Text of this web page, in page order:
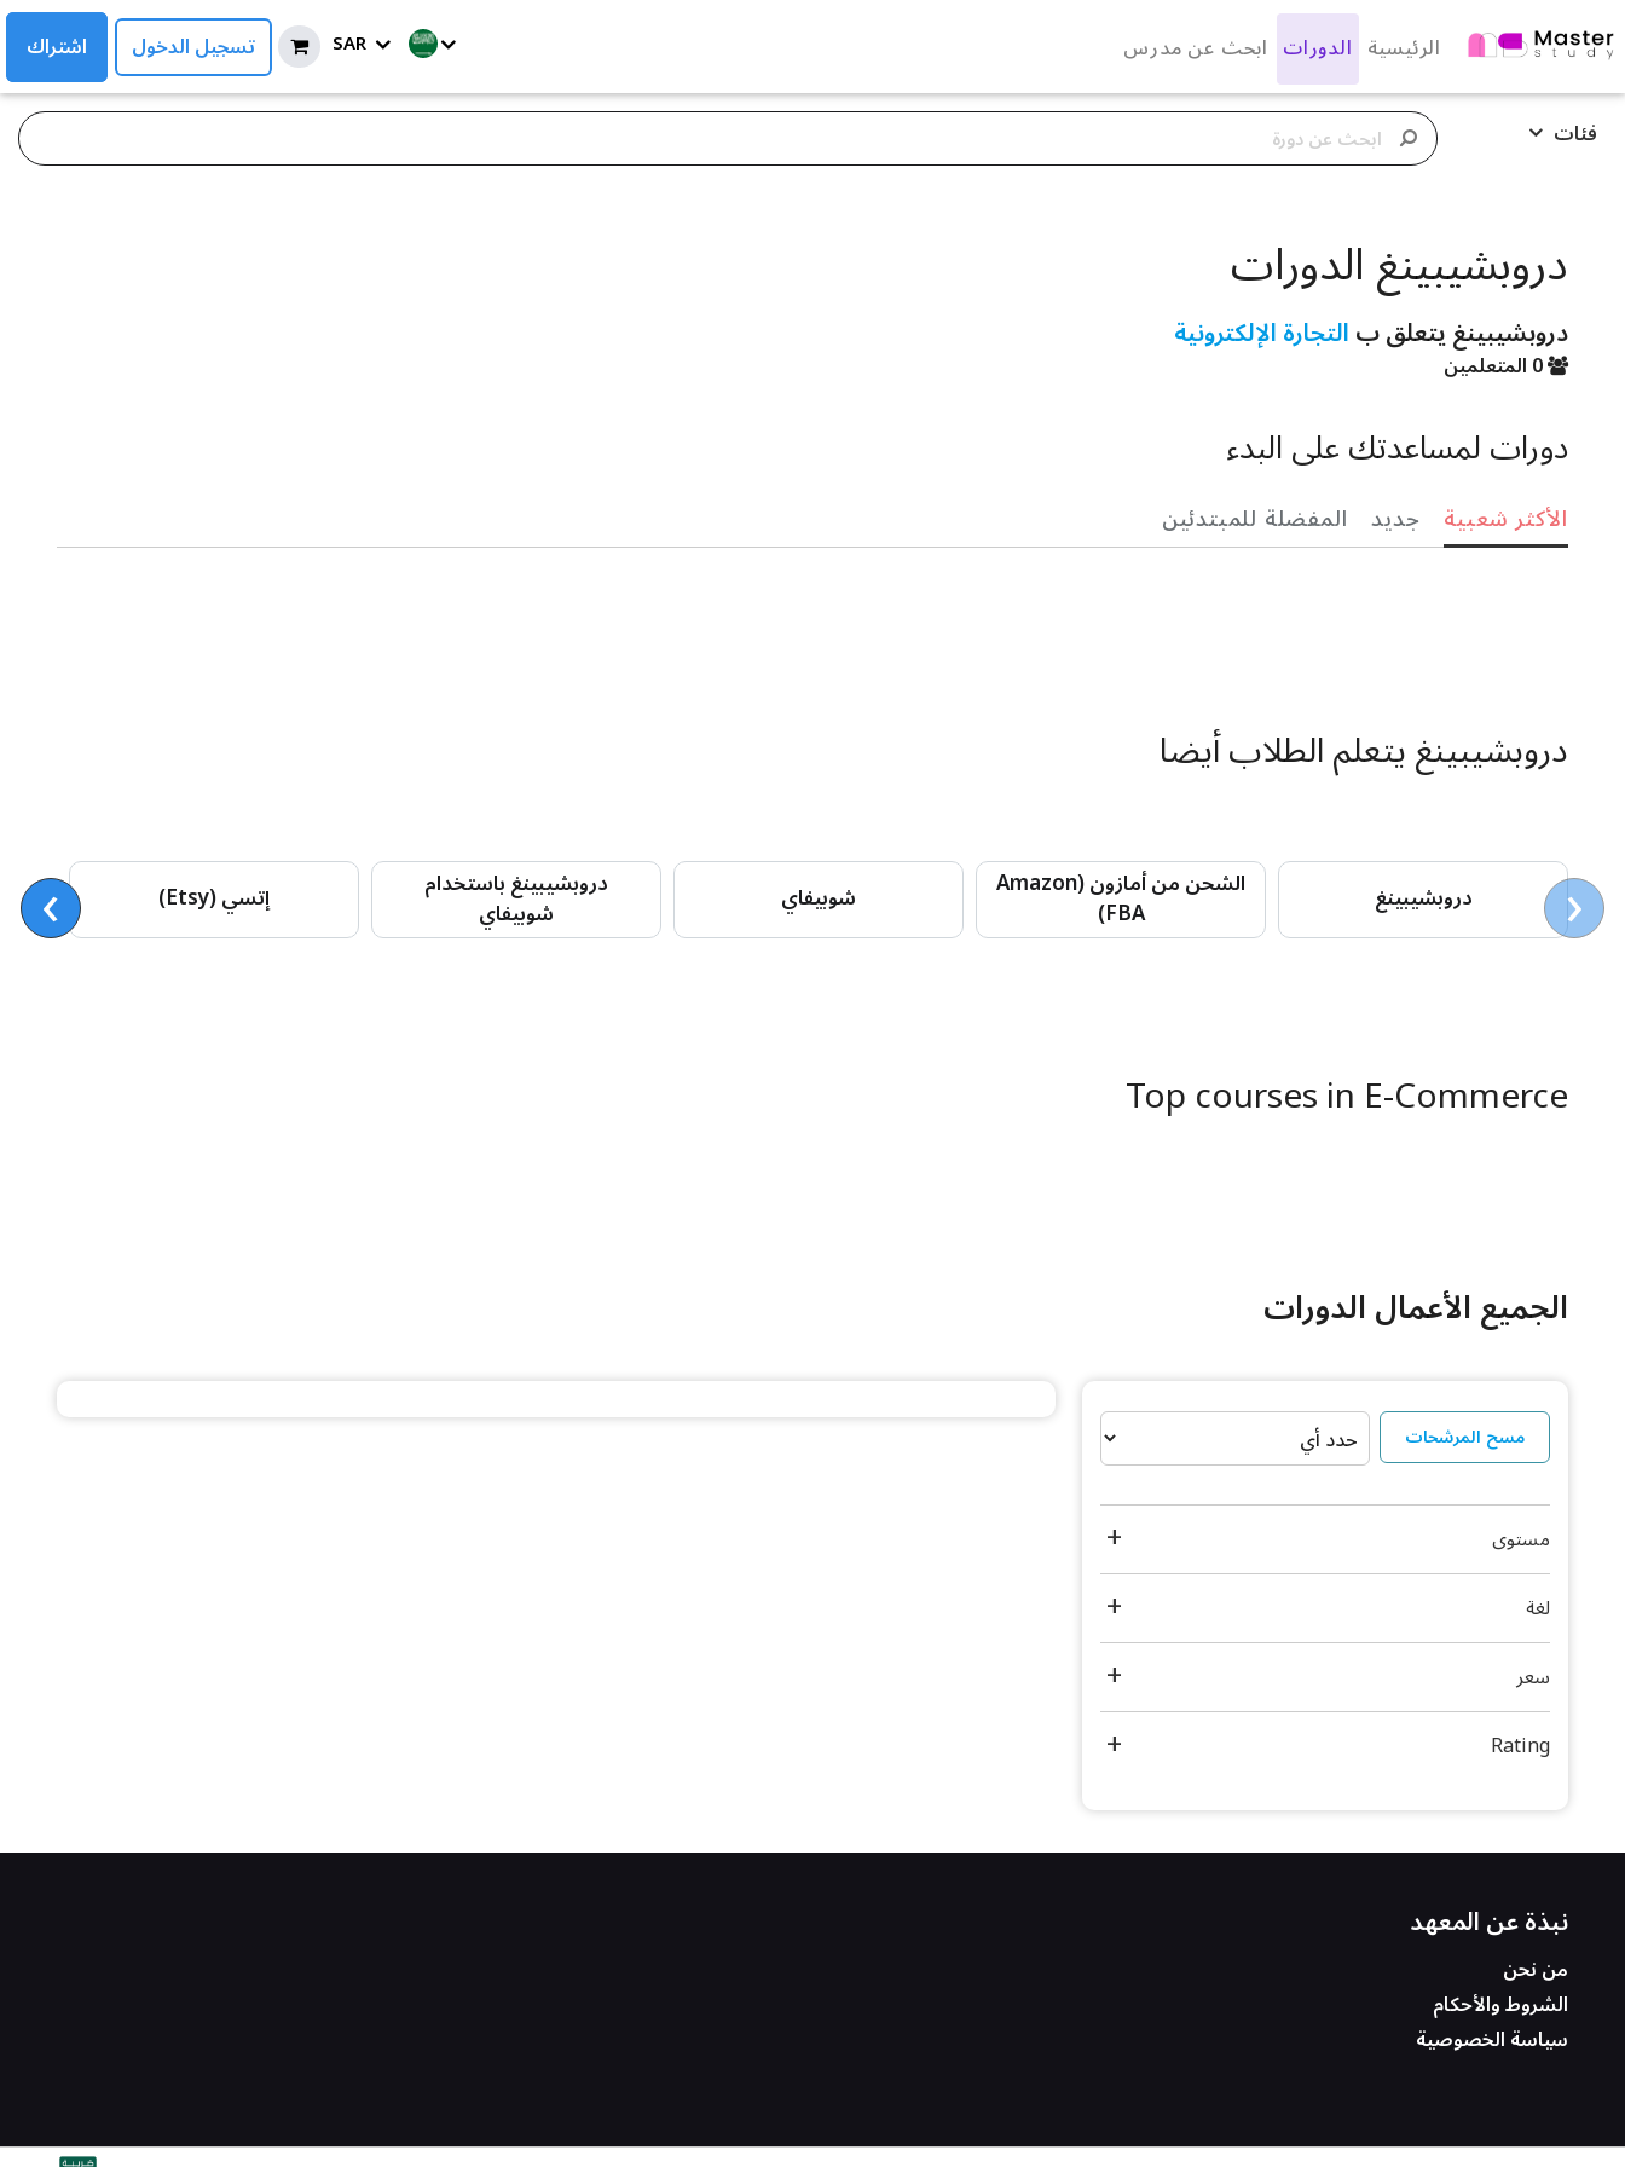
الرئيسية الدورات ابحث عن مدرس SAR تسجيل الدخول اشتراك
فئات
دروبشيبينغ الدورات
دروبشيبينغ يتعلق بالتجارة الإلكترونية
دورات لمساعدتك على البدء
الأكثر شعبية جديد المفضلة للمبتدئين
دروبشيبينغ يتعلم الطلاب أيضا
دروبشيبينغ الشحن من أمازون (Amazon
FBA) شوبيفاي دروبشيبينغ باستخدام
شوبيفاي إتسي (Etsy) ‹
›
Top courses in E-Commerce
الجميع الأعمال الدورات
مسح المرشحات
مستوى
لغة
سعر
Rating
نبذة عن المعهد
من نحن
الشروط والأحكام
سياسة الخصوصية